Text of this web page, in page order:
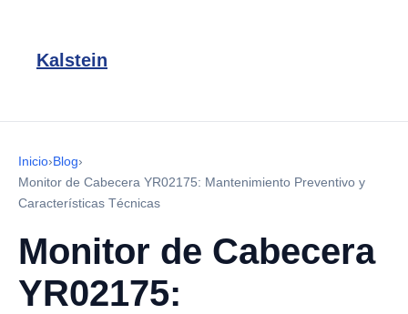
Kalstein
Inicio›Blog›
Monitor de Cabecera YR02175: Mantenimiento Preventivo y
Características Técnicas
Monitor de Cabecera
YR02175: